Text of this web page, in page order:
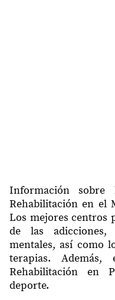
Información
Rehabilitación en el
Los mejores centros
de las
mentales, así como
terapias.
Rehabilitación en
deporte.